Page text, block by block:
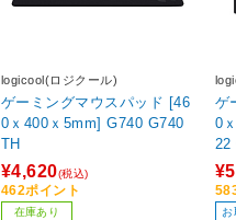
logicool(ロジクール)
ゲーミングマウスパッド [46
0ｘ400ｘ5mm] G740 G740
TH
¥4,620(税込)
462ポイント
在庫あり
ゲ
0ｘ
22
お